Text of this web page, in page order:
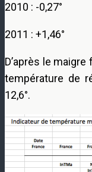
2010 : -0,27°
2011 : +1,46°
D’après le maigre
température de
12,6°.